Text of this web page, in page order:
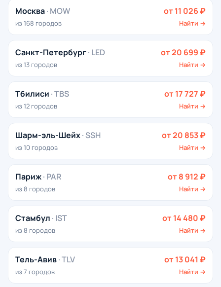
Москва· MOW
из 168 городов
от 11 026 ₽
Найти →
Санкт-Петербург· LED
из 13 городов
от 20 699 ₽
Найти →
Тбилиси · TBS
из 12 городов
от 17 727 ₽
Найти →
Шарм-эль-Шейх· SSH
из 10 городов
от 20 853 ₽
Найти →
Париж· PAR
из 8 городов
от 8 912 ₽
Найти →
Стамбул · IST
из 8 городов
от 14 480 ₽
Найти →
Тель-Авив· TLV
из 7 городов
от 13 041 ₽
Найти →